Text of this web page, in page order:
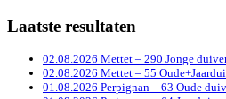
Laatste resultaten
02.08.2026 Mettet – 290 Jonge
02.08.2026 Mettet – 55
01.08.2026 Perpignan – 63 Oude